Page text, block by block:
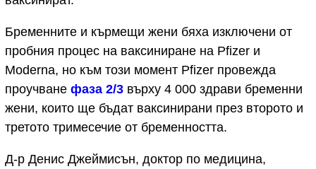
Бременните и кърмещи жени бяха изключени от
пробния процес на ваксиниране на Pfizer и
Moderna, но към този момент Pfizer провежда
проучване фаза 2/3 върху 4 000 здрави бременни
жени, които ще бъдат ваксинирани през второто и
третото тримесечие от бременността.
Д-р Денис Джеймисън, доктор по медицина,